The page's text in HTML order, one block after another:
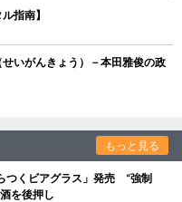
指南】
いがんきょう）－本田雅俊の政
もっと見る
つくビアグラス」発売 “強制
を後押し